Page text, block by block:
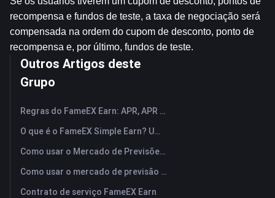
recompensa e fundos de teste, a taxa de negociação será
compensada na ordem do cupom de desconto, ponto de
recompensa e, por último, fundos de teste.
Outros Artigos deste
Grupo
Regras do FameEX Earn: APR, APR escalonado, assinatura automática e renovação automática
O que é o FameEX Simple Earn? Um guia para produtos flexíveis e fixos
Como usar o Mercado de Previsões FameEX (Aplicativo)?
Como usar o mercado de previsão FameEX? (Web)
Contrato de serviço FameEX Earn